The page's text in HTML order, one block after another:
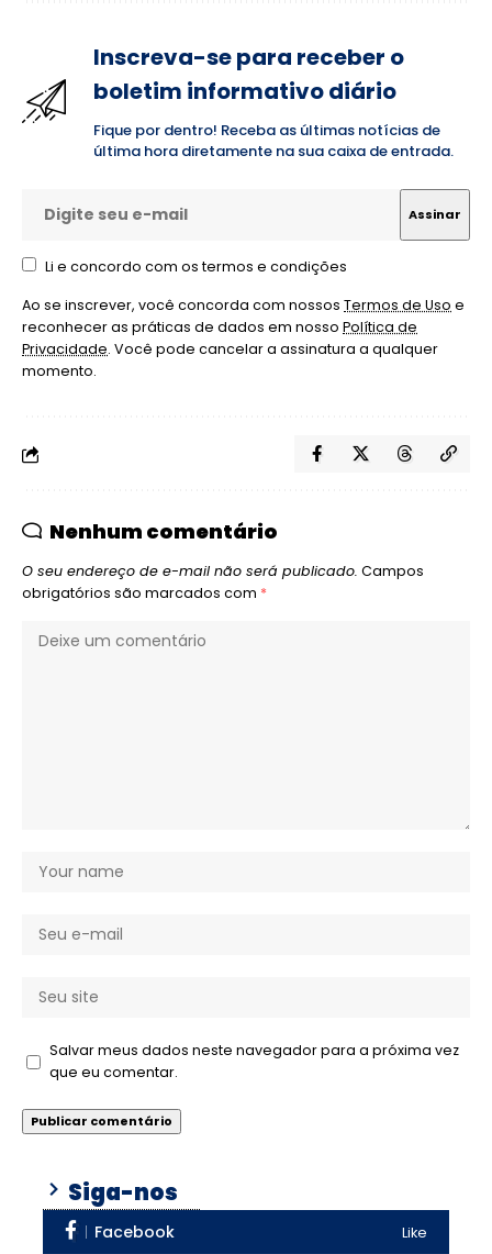
Inscreva-se para receber o
boletim informativo diário
Fique por dentro! Receba as últimas notícias de
última hora diretamente na sua caixa de entrada.
Li e concordo com os termos e condições
Ao se inscrever, você concorda com nossos Termos de Uso e
reconhecer as práticas de dados em nosso Política de
Privacidade. Você pode cancelar a assinatura a qualquer
momento.
Nenhum comentário
O seu endereço de e-mail não será publicado. Campos
obrigatórios são marcados com *
Salvar meus dados neste navegador para a próxima vez
que eu comentar.
Siga-nos
Facebook Like